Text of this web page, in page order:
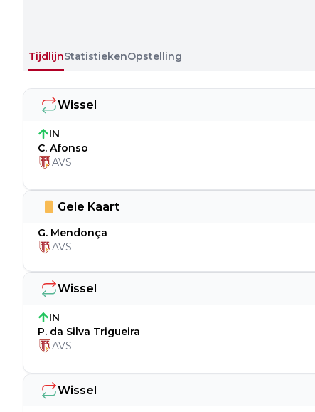
TijdlijnStatistiekenOpstelling
Wissel
Wissel
IN
P. da Silva Trigueira
AVS
Gele Kaart
G. Mendonça
AVS
Wissel
IN
C. Afonso
AVS